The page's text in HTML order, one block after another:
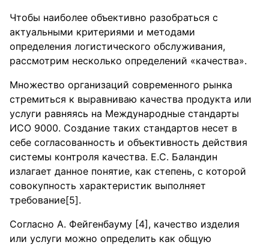
Чтобы наиболее объективно разобраться с
актуальными критериями и методами
определения логистического обслуживания,
рассмотрим несколько определений «качества».
Множество организаций современного рынка
стремиться к выравниваю качества продукта или
услуги равняясь на Международные стандарты
ИСО 9000. Создание таких стандартов несет в
себе согласованность и объективность действия
системы контроля качества. Е.С. Баландин
излагает данное понятие, как степень, с которой
совокупность характеристик выполняет
требование[5].
Согласно А. Фейгенбауму [4], качество изделия
или услуги можно определить как общую